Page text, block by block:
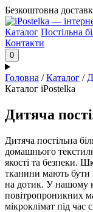
Безкоштовна
Каталог Постільна
Контакти
0
Головна /Каталог /
Каталог iPostelka
Дитяча
Дитяча постільна
домашнього
якості та безпеки.
тканини мають
на дотик. У нашому
повітропроникних
мікроклімат під час